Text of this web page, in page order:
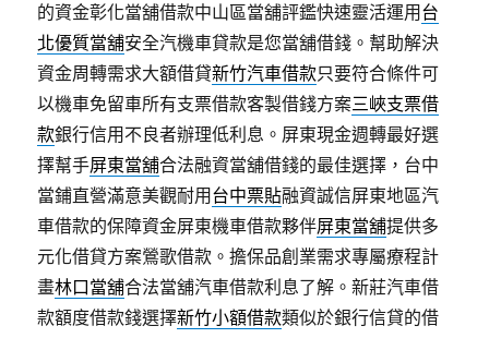
的資金彰化當舖借款中山區當舖評鑑快速靈活運用 台
北優質當舖安全汽機車貸款是您當舖借錢。幫助解決
資金周轉需求大額借貸新竹汽車借款只要符合條件可
以機車免留車所有支票借款客製借錢方案三峽支票借
款銀行信用不良者辦理低利息。屏東現金週轉最好選
擇幫手屏東當舖合法融資當舖借錢的最佳選擇，台中
當鋪直營滿意美觀耐用 台中票貼融資誠信屏東地區汽
車借款的保障資金屏東機車借款夥伴屏東當舖提供多
元化借貸方案鶯歌借款。擔保品創業需求專屬療程計
畫林口當舖合法當舖汽車借款利息了解。新莊汽車借
款額度借款錢選擇新竹小額借款類似於銀行信貸的借